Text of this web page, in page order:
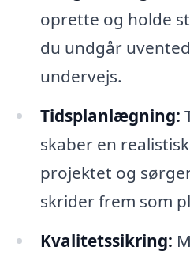
oprette og holde
du undgår
undervejs.
Tidsplanlægning:
skaber en
projektet og
skrider frem som
Kvalitetssikring: